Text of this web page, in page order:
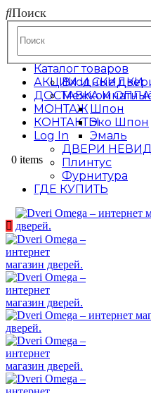
Поиск
АКЦИИ И СКИДКИ
ДОСТАВКА И
МОНТАЖ
КОНТАКТЫ
Log In
0 items
Каталог товаров
Входные
Шпон
Эко Шпон
Эмаль
ДВЕРИ
Плинтус
Фурнитура
ГДЕ КУПИТЬ